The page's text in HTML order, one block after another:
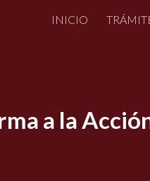
Skip to navigation
INICIO
a la